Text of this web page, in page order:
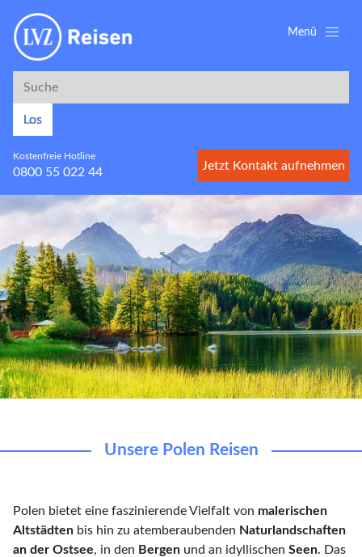
Suche
Los
Kostenfreie Hotline
0800 55 022 44
Jetzt Kontakt aufnehmen
Menü
Unsere Polen Reisen
Polen bietet eine faszinierende Vielfalt von malerischen
Altstädten bis hin zu atemberaubenden Naturlandschaften
an der Ostsee, in den Bergen und an idyllischen Seen. Das